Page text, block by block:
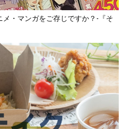
・マンガをご存じですか？-『そ